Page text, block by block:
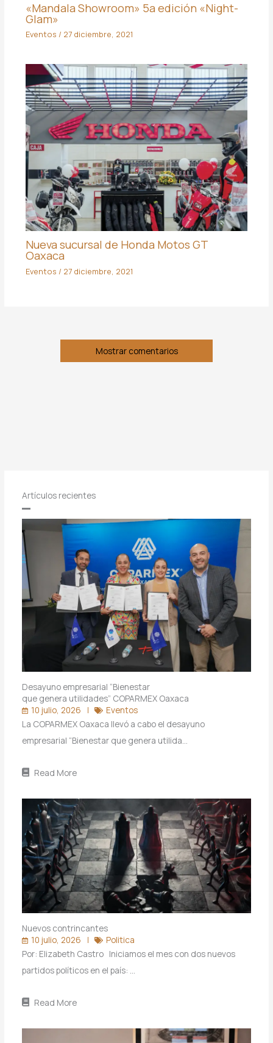
«Mandala Showroom» 5a edición «Night-
Glam»
Eventos / 27 diciembre, 2021
Nueva sucursal de Honda Motos GT
Oaxaca
Eventos / 27 diciembre, 2021
Mostrar comentarios
Artículos recientes
Desayuno empresarial “Bienestar
que genera utilidades” COPARMEX Oaxaca
10 julio, 2026
Eventos
La COPARMEX Oaxaca llevó a cabo el desayuno
empresarial “Bienestar que genera utilida…
Read More
Nuevos contrincantes
10 julio, 2026
Politica
Por: Elizabeth Castro Iniciamos el mes con dos nuevos
partidos políticos en el país: …
Read More